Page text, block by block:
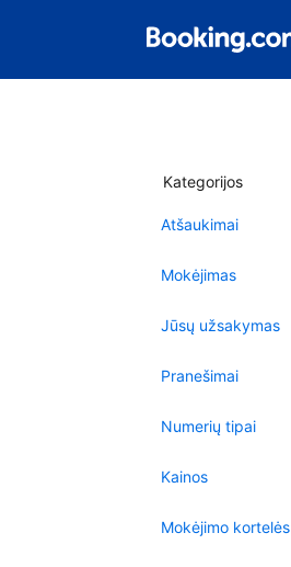
Kategorijos
Atšaukimai
Mokėjimas
Jūsų užsakymas
Pranešimai
Numerių tipai
Kainos
Mokėjimo kortelės